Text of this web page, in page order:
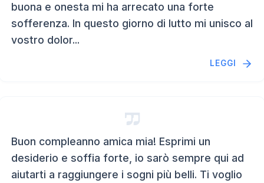
buona e onesta mi ha arrecato una forte
sofferenza. In questo giorno di lutto mi unisco al
vostro dolor...
LEGGI
Buon compleanno amica mia! Esprimi un
desiderio e soffia forte, io sarò sempre qui ad
aiutarti a raggiungere i sogni più belli. Ti voglio